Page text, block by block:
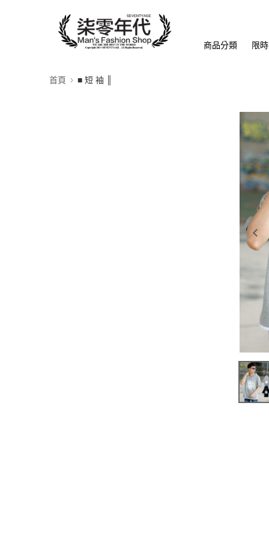
商品分類 限
首頁 ■ 短 袖 ║